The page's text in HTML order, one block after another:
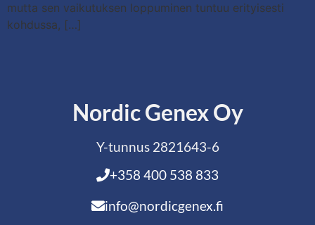
mutta sen vaikutuksen loppuminen tuntuu erityisesti
kohdussa, […]
Nordic Genex Oy
Y-tunnus 2821643-6
+358 400 538 833
info@nordicgenex.fi